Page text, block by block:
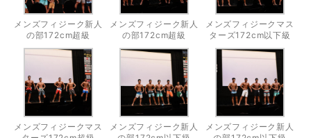
メンズフィジーク新人
の部172cm超級
メンズフィジーク新人
の部172cm超級
メンズフィジークマス
ターズ172cm以下級
メンズフィジークマス
メンズフィジーク新人
メンズフィジーク新人